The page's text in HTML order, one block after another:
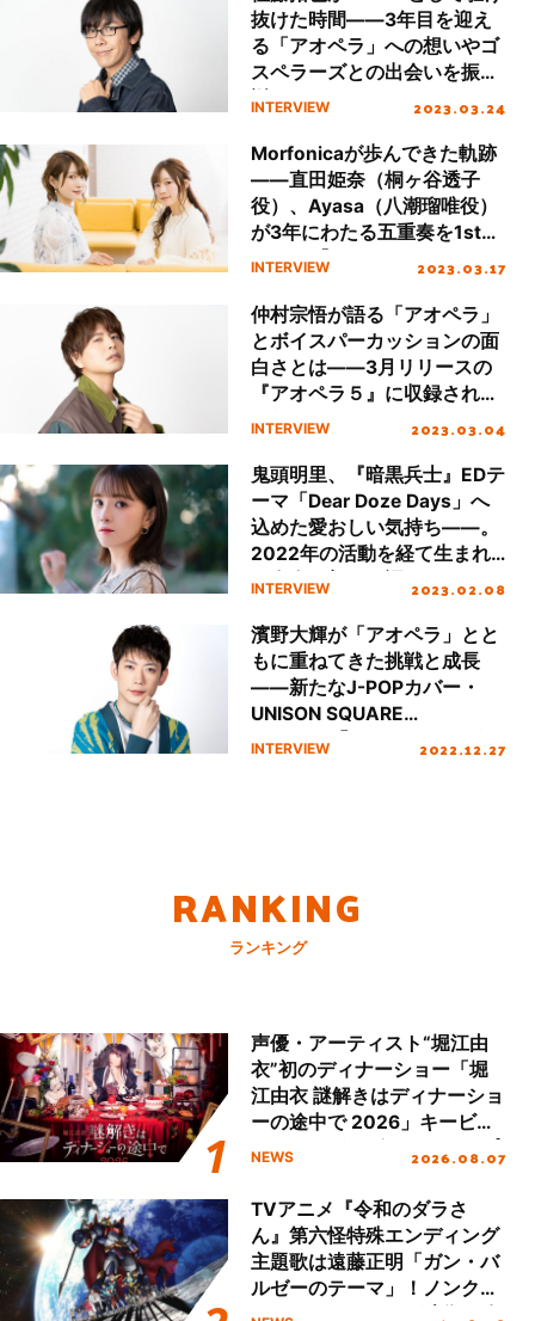
抜けた時間――3年目を迎え
る「アオペラ」への想いやゴ
スペラーズとの出会いを振り
返る
INTERVIEW 2023.03.24
Morfonicaが歩んできた軌跡
――直田姫奈（桐ヶ谷透子
役）、Ayasa（八潮瑠唯役）
が3年にわたる五重奏を1st
Album『QUINTET』ととも
INTERVIEW 2023.03.17
仲村宗悟が語る「アオペラ」
とボイスパーカッションの面
白さとは――3月リリースの
『アオペラ５』に収録される
最新楽曲とドラマパートに迫
INTERVIEW 2023.03.04
鬼頭明里、『暗黒兵士』EDテ
ーマ「Dear Doze Days」へ
込めた愛おしい気持ち――。
2022年の活動を経て生まれ
た自身の想いを語る
INTERVIEW 2023.02.08
濱野大輝が「アオペラ」とと
もに重ねてきた挑戦と成長
――新たなJ-POPカバー・
UNISON SQUARE
GARDEN「シュガーソングと
INTERVIEW 2022.12.27
RANKING
ランキング
声優・アーティスト“堀江由
衣”初のディナーショー「堀
江由衣 謎解きはディナーショ
ーの途中で 2026」キービジ
ュアル＆グッズラインナップ
NEWS 2026.08.07
TVアニメ『令和のダラさ
ん』第六怪特殊エンディング
主題歌は遠藤正明「ガン・バ
ルゼーのテーマ」！ノンクレ
ジットエンディング映像も公